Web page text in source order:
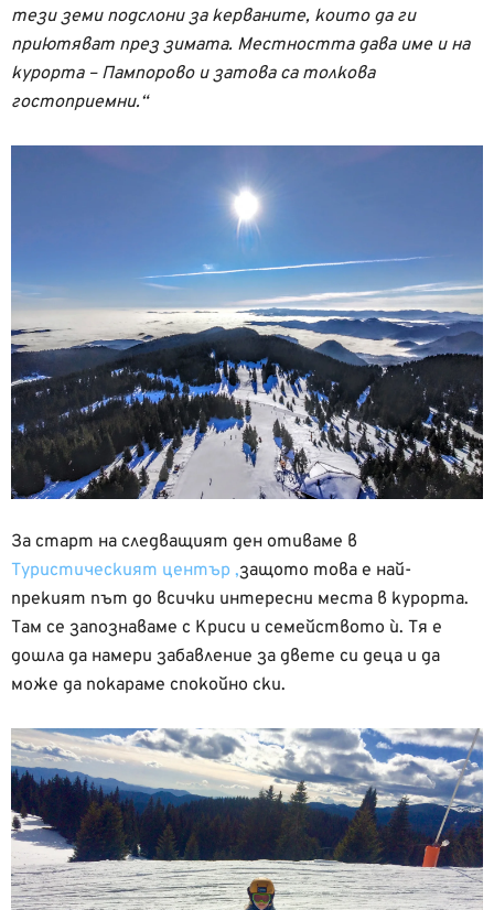
тези земи подслони за керваните, които да ги
приютяват през зимата. Местността дава име и на
курорта – Пампорово и затова са толкова
гостоприемни.“
За старт на следващият ден отиваме в
Туристическият център ,защото това е най-
прекият път до всички интересни места в курорта.
Там се запознаваме с Криси и семейството ѝ. Тя е
дошла да намери забавление за двете си деца и да
може да покараме спокойно ски.